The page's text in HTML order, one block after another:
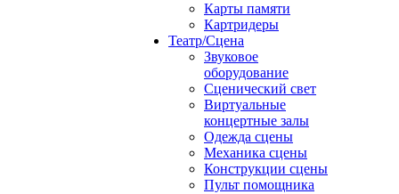
Карты памяти
Картридеры
Театр/Сцена
Звуковое
оборудование
Сценический свет
Виртуальные
концертные залы
Одежда сцены
Механика сцены
Конструкции сцены
Пульт помощника